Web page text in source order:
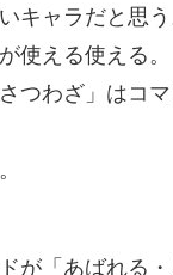
キャラだと思う
使える使える。
つわざ」はコ
が「あばれる・